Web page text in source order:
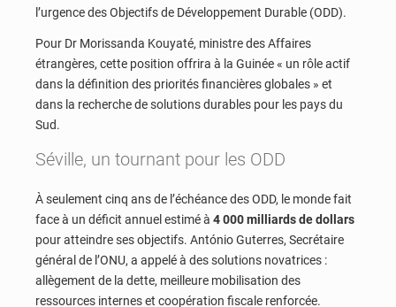
l’urgence des Objectifs de Développement Durable (ODD).
Pour Dr Morissanda Kouyaté, ministre des Affaires
étrangères, cette position offrira à la Guinée « un rôle actif
dans la définition des priorités financières globales » et
dans la recherche de solutions durables pour les pays du
Sud.
Séville, un tournant pour les ODD
À seulement cinq ans de l’échéance des ODD, le monde fait
face à un déficit annuel estimé à 4 000 milliards de dollars
pour atteindre ses objectifs. António Guterres, Secrétaire
général de l’ONU, a appelé à des solutions novatrices :
allègement de la dette, meilleure mobilisation des
ressources internes et coopération fiscale renforcée.